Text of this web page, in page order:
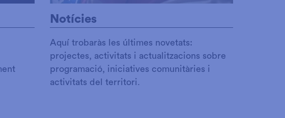
Notícies
Aquí trobaràs les últimes novetats:
projectes, activitats i actualitzacions sobre
programació, iniciatives comunitàries i
activitats del territori.